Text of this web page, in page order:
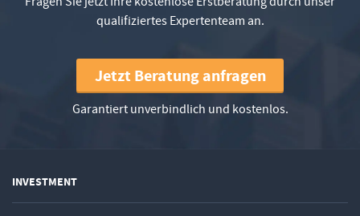
qualifiziertes Expertenteam an.
Jetzt Beratung anfragen
Garantiert unverbindlich und kostenlos.
INVESTMENT